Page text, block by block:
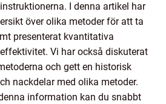
I denna artikel har
över olika metoder för att ta
presenterat kvantitativa
Vi har också diskuterat
och gett en historisk
nackdelar med olika metoder.
information kan du snabbt